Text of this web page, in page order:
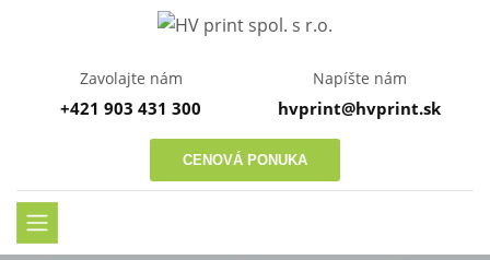
Zavolajte nám
+421 903 431 300
Napíšte nám
hvprint@hvprint.sk
CENOVÁ PONUKA